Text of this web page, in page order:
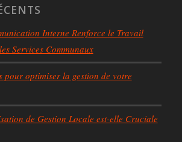
Interne Renforce le Travail
Services Communaux
pour optimiser la gestion de votre
de Gestion Locale est-elle Cruciale